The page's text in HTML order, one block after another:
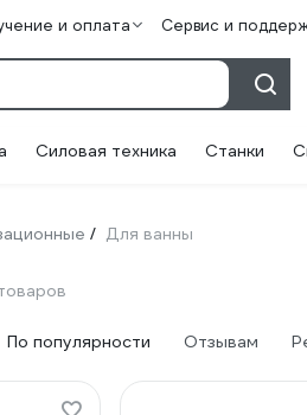
и оплата Сервис и
Силовая техника Станки
/ Для ванны
По популярности Отзывам